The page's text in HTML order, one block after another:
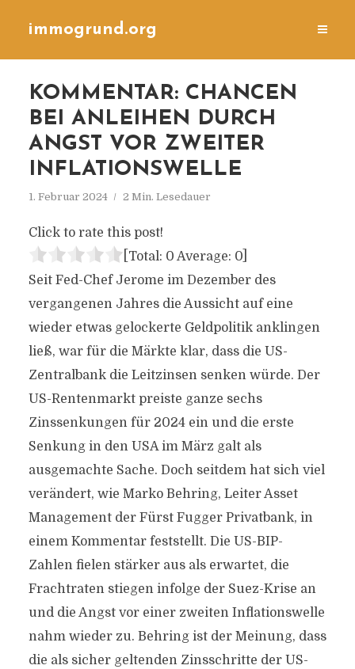
immogrund.org
KOMMENTAR: CHANCEN
BEI ANLEIHEN DURCH
ANGST VOR ZWEITER
INFLATIONSWELLE
1. Februar 2024 2 Min. Lesedauer
Click to rate this post!
[Total: 0 Average: 0]
Seit Fed-Chef Jerome im Dezember des
vergangenen Jahres die Aussicht auf eine
wieder etwas gelockerte Geldpolitik anklingen
ließ, war für die Märkte klar, dass die US-
Zentralbank die Leitzinsen senken würde. Der
US-Rentenmarkt preiste ganze sechs
Zinssenkungen für 2024 ein und die erste
Senkung in den USA im März galt als
ausgemachte Sache. Doch seitdem hat sich viel
verändert, wie Marko Behring, Leiter Asset
Management der Fürst Fugger Privatbank, in
einem Kommentar feststellt. Die US-BIP-
Zahlen fielen stärker aus als erwartet, die
Frachtraten stiegen infolge der Suez-Krise an
und die Angst vor einer zweiten Inflationswelle
nahm wieder zu. Behring ist der Meinung, dass
die als sicher geltenden Zinsschritte der US-